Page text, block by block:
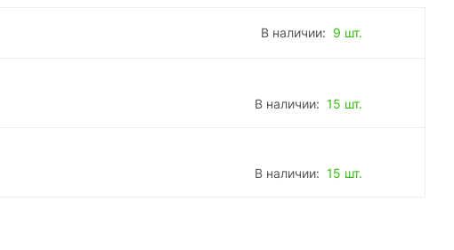
В наличии: 9 шт.
В наличии: 15 шт.
В наличии: 15 шт.